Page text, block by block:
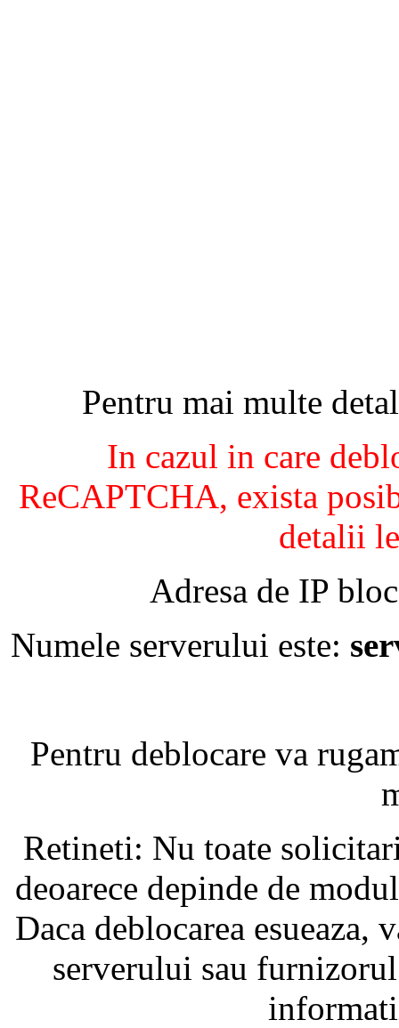
Pentru mai multe
In cazul in care
ReCAPTCHA, exista
detalii
Adresa de IP
Numele serverului este:
Pentru deblocare va
Retineti: Nu toate
deoarece depinde de
Daca deblocarea
serverului sau